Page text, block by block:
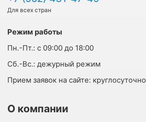
Для всех стран
Режим работы
Пн.-Пт.: с 09:00 до 18:00
Cб.-Вс.: дежурный режим
Прием заявок на сайте: круглосуточно
О компании